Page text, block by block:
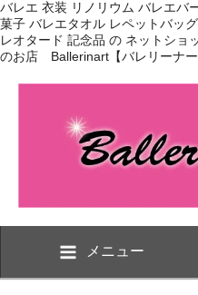
バレエ 衣装 リノリウム バレエバ
菓子 バレエタオル レペットバッ
レオタード 記念品 の ネットショ
のお店 Ballerinart【バレリーナー
メニュー